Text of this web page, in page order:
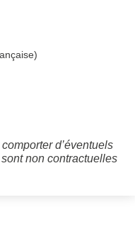
d’éventuels
non contractuelles